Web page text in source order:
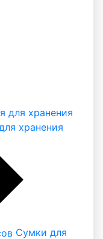
хранения
Сумки для